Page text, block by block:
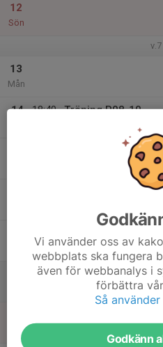
12
Sön
v.7
13
Mån
14
18:40
Träning P08-10
Sön
Vi använder oss av
webbplats ska fungera
även för webbanalys i
förbättra
Så
Godkänn